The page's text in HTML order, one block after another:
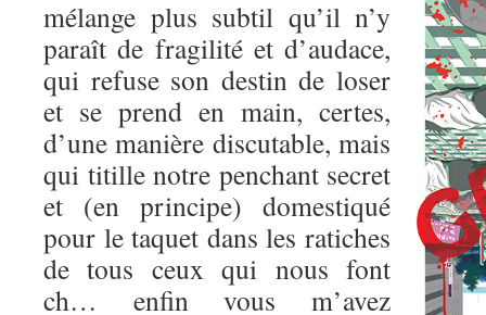
mélange plus subtil qu’il n’y
paraît de fragilité et d’audace,
qui refuse son destin de loser
et se prend en main, certes,
d’une manière discutable, mais
qui titille notre penchant secret
et (en principe) domestiqué
pour le taquet dans les ratiches
de tous ceux qui nous font
ch… enfin vous m’avez